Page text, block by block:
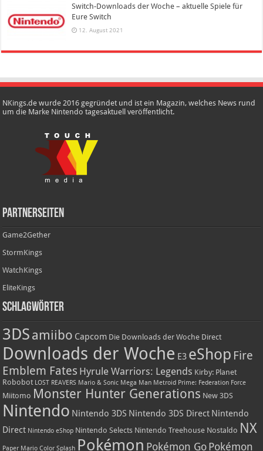
Switch-Downloads der Woche – aktuelle Spiele für
Eure Switch
12. August 2021
NKings.de wurde 2016 gegründet und ist ein Magazin, welches News rund
um die Marke Nintendo tagesaktuell veröffentlicht.
Partnerseiten
Game2Gether
StormKings
WatchKings
EliteKings
Schlagwörter
3DS amiibo Capcom Die Downloads der Woche Direct
Downloads der Woche E3 eShop Fire
Emblem Fates Hyrule Warriors: Legends Kirby: Planet
Robobot LOST REAVERS Mario & Sonic Mega Man Metroid Prime: Federation Force
Miitomo Monster Hunter Generations New 3DS
Nintendo Nintendo 3DS Nintendo 3DS Direct Nintendo
Direct Nintendo eShop Nintendo Selects Nintendo Treehouse Nostaldo NX
Paper Mario Color Splash Pokémon Pokémon Go Pokémon